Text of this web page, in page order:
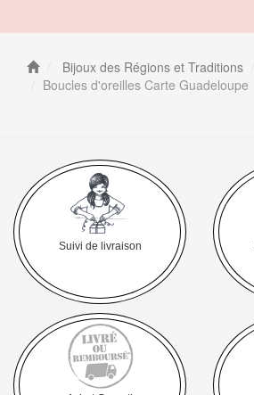
Bijoux des Régions et Traditions
Boucles d'oreilles Carte Guadeloupe
Suivi de livraison